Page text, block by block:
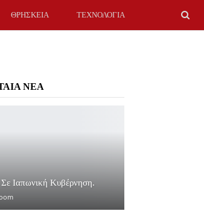
ΘΡΗΣΚΕΙΑ ΤΕΧΝΟΛΟΓΙΑ
ΝΕΑ
Ιαπωνική Κυβέρνηση.